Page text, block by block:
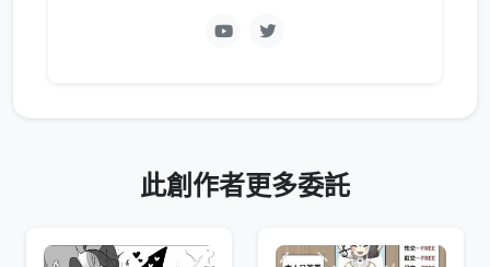
此創作者更多委託